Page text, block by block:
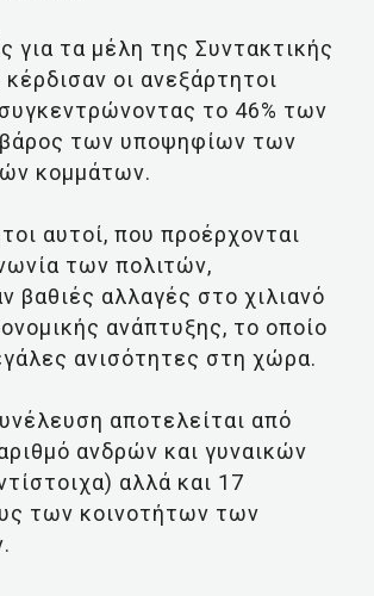
για τα μέλη της Συντακτικής
οι ανεξάρτητοι
το 46% των
των υποψηφίων των
κομμάτων.
αυτοί, που προέρχονται
των πολιτών,
βαθιές αλλαγές στο χιλιανό
ανάπτυξης, το οποίο
ανισότητες στη χώρα.
αποτελείται από
ανδρών και γυναικών
αλλά και 17
των κοινοτήτων των